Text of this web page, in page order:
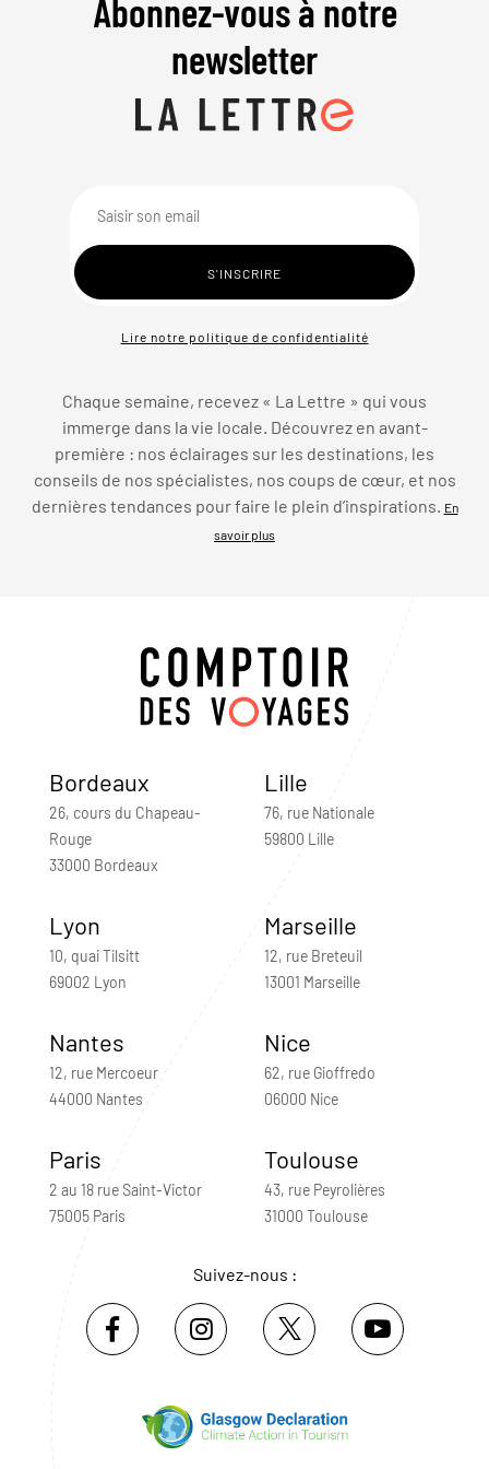
Abonnez-vous à notre
newsletter
Lire notre politique de confidentialité
Chaque semaine, recevez « La Lettre » qui vous
immerge dans la vie locale. Découvrez en avant-
première : nos éclairages sur les destinations, les
conseils de nos spécialistes, nos coups de cœur, et nos
dernières tendances pour faire le plein d’inspirations. En
savoir plus
Bordeaux
26, cours du Chapeau-
Rouge
33000 Bordeaux
Lille
76, rue Nationale
59800 Lille
Lyon
10, quai Tilsitt
69002 Lyon
Marseille
12, rue Breteuil
13001 Marseille
Nantes
12, rue Mercoeur
44000 Nantes
Nice
62, rue Gioffredo
06000 Nice
Paris
2 au 18 rue Saint-Victor
75005 Paris
Toulouse
43, rue Peyrolières
31000 Toulouse
Suivez-nous :